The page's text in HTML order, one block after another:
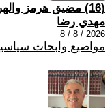
(16) مضيق هرمز والهروب إلى حافة الهاوية
مهدي رضا
2026 / 8 / 8
مواضيع وابحاث